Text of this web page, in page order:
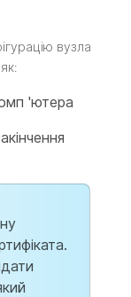
вузла
'ютера